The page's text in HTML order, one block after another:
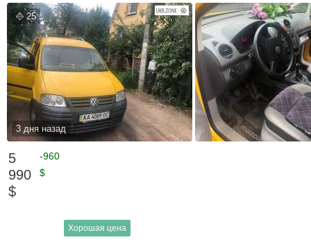
25
3 дня назад
5
990
$
-960
$
Хорошая цена